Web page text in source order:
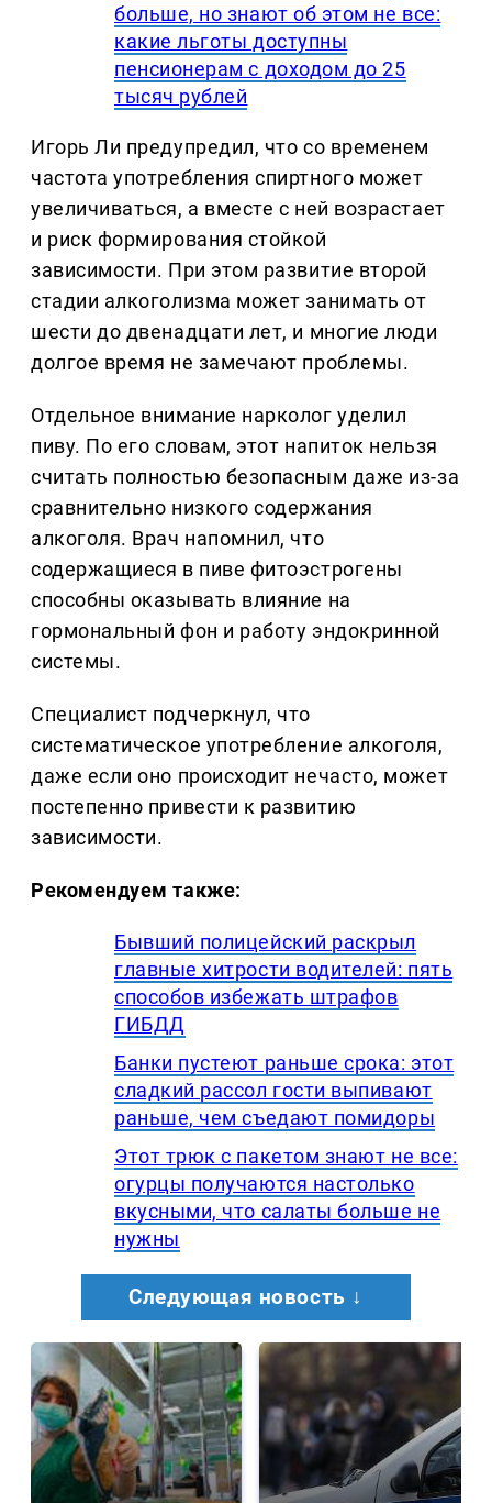
больше, но знают об этом не все:
какие льготы доступны
пенсионерам с доходом до 25
тысяч рублей
Игорь Ли предупредил, что со временем
частота употребления спиртного может
увеличиваться, а вместе с ней возрастает
и риск формирования стойкой
зависимости. При этом развитие второй
стадии алкоголизма может занимать от
шести до двенадцати лет, и многие люди
долгое время не замечают проблемы.
Отдельное внимание нарколог уделил
пиву. По его словам, этот напиток нельзя
считать полностью безопасным даже из-за
сравнительно низкого содержания
алкоголя. Врач напомнил, что
содержащиеся в пиве фитоэстрогены
способны оказывать влияние на
гормональный фон и работу эндокринной
системы.
Специалист подчеркнул, что
систематическое употребление алкоголя,
даже если оно происходит нечасто, может
постепенно привести к развитию
зависимости.
Рекомендуем также:
Бывший полицейский раскрыл
главные хитрости водителей: пять
способов избежать штрафов
ГИБДД
Банки пустеют раньше срока: этот
сладкий рассол гости выпивают
раньше, чем съедают помидоры
Этот трюк с пакетом знают не все:
огурцы получаются настолько
вкусными, что салаты больше не
нужны
Следующая новость ↓